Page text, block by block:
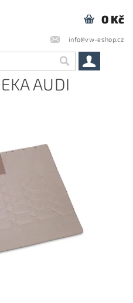
info@vw-eshop.cz
0 Kč
AUDI